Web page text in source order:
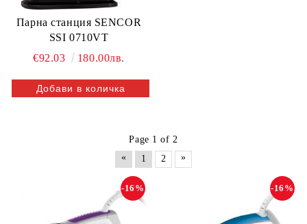
Парна станция SENCOR
SSI 0710VT
€92.03
180.00лв.
Page 1 of 2
«
1 2 »
-16% -16%